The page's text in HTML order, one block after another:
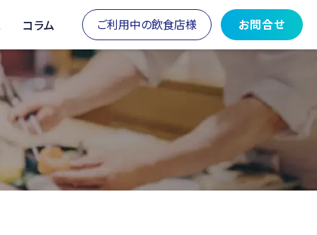
コラム ご利用中の飲食店様 お問合せ